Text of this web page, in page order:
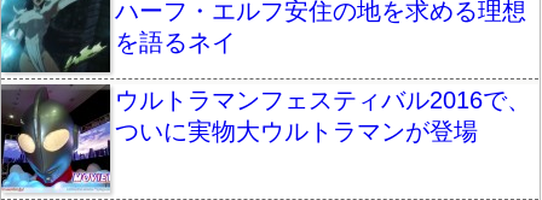
ハーフ・エルフ安住の地を求める理想
を語るネイ
ウルトラマンフェスティバル2016で、
ついに実物大ウルトラマンが登場